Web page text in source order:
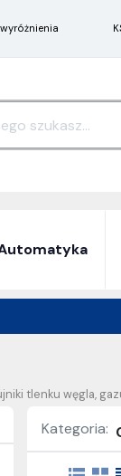
tlenku węgla,
Kategoria: